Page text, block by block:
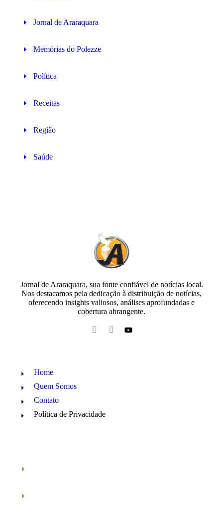
Jornal de Araraquara
Memórias do Polezze
Política
Receitas
Região
Saúde
Jornal de Araraquara, sua fonte confiável de notícias local.
Nos destacamos pela dedicação à distribuição de notícias,
oferecendo insights valiosos, análises aprofundadas e
cobertura abrangente.
Home
Quem Somos
Contato
Política de Privacidade